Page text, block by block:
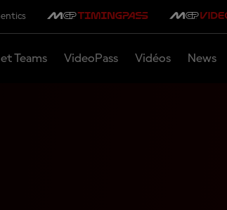
Teams VideoPass Vidéos News